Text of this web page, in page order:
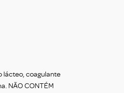
lácteo, coagulante
NÃO CONTÉM